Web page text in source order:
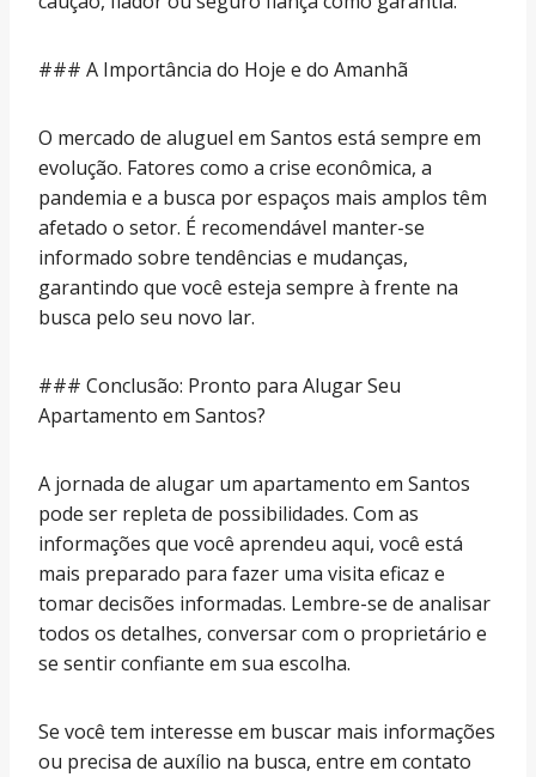
### A Importância do Hoje e do Amanhã
O mercado de aluguel em Santos está sempre em
evolução. Fatores como a crise econômica, a
pandemia e a busca por espaços mais amplos têm
afetado o setor. É recomendável manter-se
informado sobre tendências e mudanças,
garantindo que você esteja sempre à frente na
busca pelo seu novo lar.
### Conclusão: Pronto para Alugar Seu
Apartamento em Santos?
A jornada de alugar um apartamento em Santos
pode ser repleta de possibilidades. Com as
informações que você aprendeu aqui, você está
mais preparado para fazer uma visita eficaz e
tomar decisões informadas. Lembre-se de analisar
todos os detalhes, conversar com o proprietário e
se sentir confiante em sua escolha.
Se você tem interesse em buscar mais informações
ou precisa de auxílio na busca, entre em contato